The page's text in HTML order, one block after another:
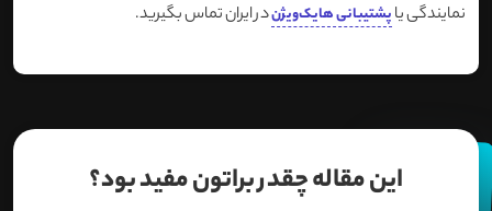
نمایندگی یاپشتیبانی هایک‌ویژندر ایران تماس بگیرید.
این مقاله چقدر براتون مفید بود؟